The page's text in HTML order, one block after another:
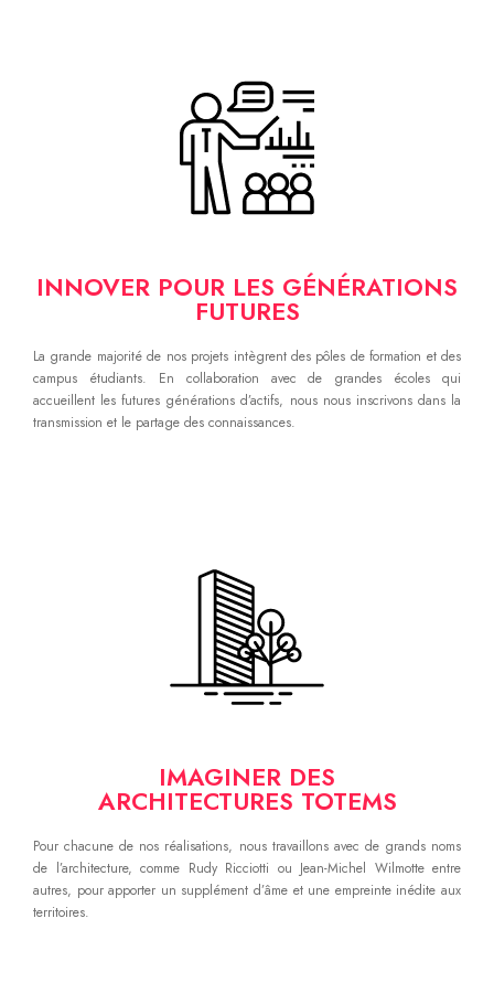
INNOVER POUR LES GÉNÉRATIONS
FUTURES
La grande majorité de nos projets intègrent des pôles de formation et des
campus étudiants. En collaboration avec de grandes écoles qui
accueillent les futures générations d’actifs, nous nous inscrivons dans la
transmission et le partage des connaissances.
IMAGINER DES
ARCHITECTURES TOTEMS
Pour chacune de nos réalisations, nous travaillons avec de grands noms
de l’architecture, comme Rudy Ricciotti ou Jean-Michel Wilmotte entre
autres, pour apporter un supplément d’âme et une empreinte inédite aux
territoires.